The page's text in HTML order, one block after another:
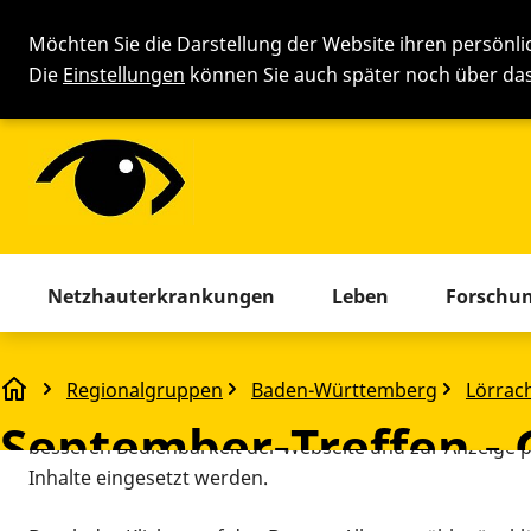
Möchten Sie die Darstellung der Website ihren
Die Einstellungen können Sie auch später noch über
Menü mit allen Seiten.
Netzhauterkrankungen Leben
Regionalgruppen Baden-Württemberg
September-Treffen - Gegenseitiger
September-Treffen -
Cookie-
beinhaltet Cookies und Tracking-Tools, die für den
besseren Bedienbarkeit der Webseite und zur Anzeige
Inhalte eingesetzt werden.